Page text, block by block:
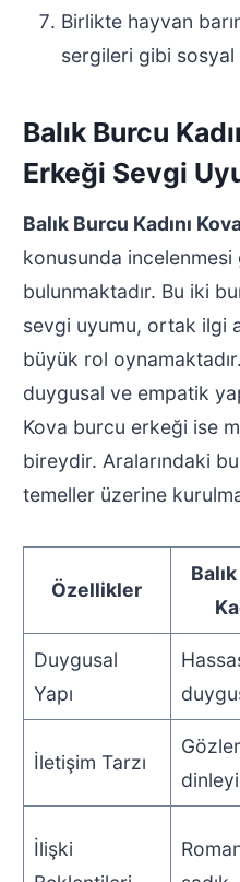
Birlikte hayvan
sergileri gibi sosyal
Balık Burcu
Erkeği Sevgi
Balık Burcu Kadını
konusunda
bulunmaktadır. Bu iki
sevgi uyumu, ortak ilgi
büyük rol
duygusal ve empatik
Kova burcu erkeği ise
bireydir. Aralarındaki
temeller üzerine
Özellikler
Duygusal
Yapı
İletişim Tarzı
İlişki